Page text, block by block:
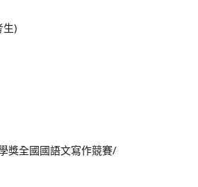
生)
獎全國國語文寫作競賽/